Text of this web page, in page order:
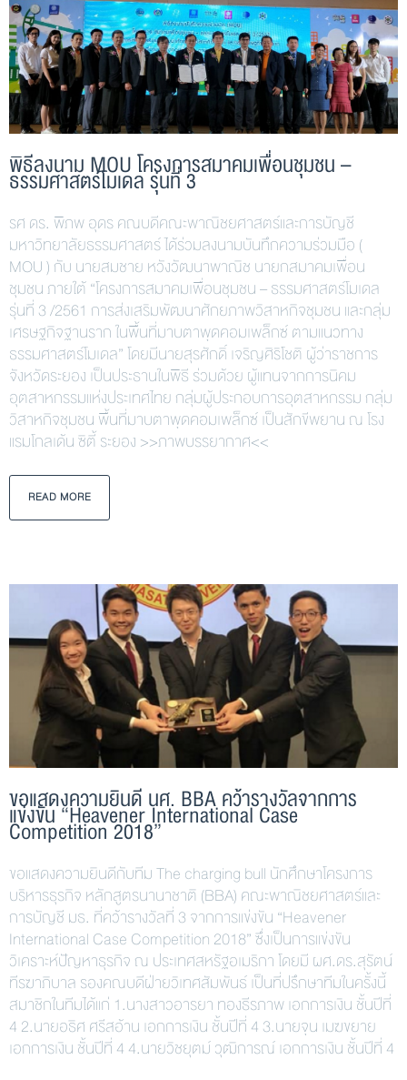
พิธีลงนาม MOU โครงการสมาคมเพื่อนชุมชน –
ธรรมศาสตร์โมเดล รุ่นที่ 3
รศ ดร. พิภพ อุดร คณบดีคณะพาณิชยศาสตร์และการบัญชี
มหาวิทยาลัยธรรมศาสตร์ ได้ร่วมลงนามบันทึกความร่วมมือ (
MOU ) กับ นายสมชาย หวังวัฒนาพาณิช นายกสมาคมเพื่อน
ชุมชน ภายใต้ “โครงการสมาคมเพื่อนชุมชน – ธรรมศาสตร์โมเดล
รุ่นที่ 3 /2561 การส่งเสริมพัฒนาศักยภาพวิสาหกิจชุมชน และกลุ่ม
เศรษฐกิจฐานราก ในพื้นที่มาบตาพุดคอมเพล็กซ์ ตามแนวทาง
ธรรมศาสตร์โมเดล” โดยมีนายสุรศักดิ์ เจริญศิริโชติ ผู้ว่าราชการ
จังหวัดระยอง เป็นประธานในพิธี ร่วมด้วย ผู้แทนจากการนิคม
อุตสาหกรรมแห่งประเทศไทย กลุ่มผู้ประกอบการอุตสาหกรรม กลุ่ม
วิสาหกิจชุมชน พื้นที่มาบตาพุดคอมเพล็กซ์ เป็นสักขีพยาน ณ โรง
แรมโกลเด้น ซิตี้ ระยอง >>ภาพบรรยากาศ<<
READ MORE
ขอแสดงความยินดี นศ. BBA คว้ารางวัลจากการ
แข่งขัน “Heavener International Case
Competition 2018”
ขอแสดงความยินดีกับทีม The charging bull นักศึกษาโครงการ
บริหารธุรกิจ หลักสูตรนานาชาติ (BBA) คณะพาณิชยศาสตร์และ
การบัญชี มธ. ที่คว้ารางวัลที่ 3 จากการแข่งขัน “Heavener
International Case Competition 2018” ซึ่งเป็นการแข่งขัน
วิเคราะห์ปัญหาธุรกิจ ณ ประเทศสหรัฐอเมริกา โดยมี ผศ.ดร.สุรัตน์
ทีรฆาภิบาล รองคณบดีฝ่ายวิเทศสัมพันธ์ เป็นที่ปรึกษาทีมในครั้งนี้
สมาชิกในทีมได้แก่ 1.นางสาวอารยา ทองธีรภาพ เอกการเงิน ชั้นปีที่
4 2.นายอธิศ ศรีสอ้าน เอกการเงิน ชั้นปีที่ 4 3.นายจุน เมฆขยาย
เอกการเงิน ชั้นปีที่ 4 4.นายวิชยุตม์ วุฒิการณ์ เอกการเงิน ชั้นปีที่ 4